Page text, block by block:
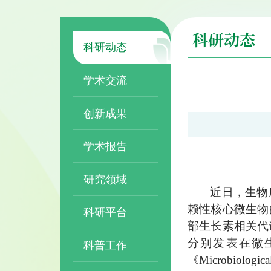
科研动态
学术交流
创新成果
学术报告
研究领域
科研平台
科普工作
科研动态
近日，生
赖性核心微生
部生长素相关
分别发表在微
《